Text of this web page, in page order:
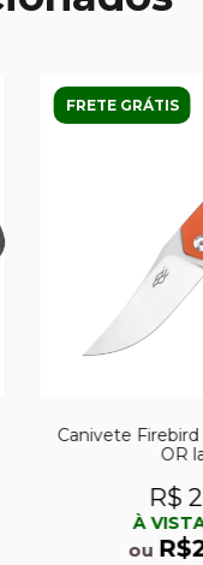
FRETE GRÁTIS
Canivete
OR
R$
À
ou